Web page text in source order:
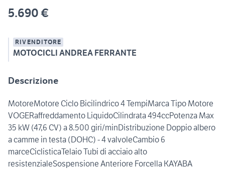
5.690 €
RIVENDITORE
MOTOCICLI ANDREA FERRANTE
Descrizione
MotoreMotore Ciclo Bicilindrico 4 TempiMarca Tipo Motore
VOGERaffreddamento LiquidoCilindrata 494ccPotenza Max
35 kW (47,6 CV) a 8.500 giri/minDistribuzione Doppio albero
a camme in testa (DOHC) - 4 valvoleCambio 6
marceCiclisticaTelaio Tubi di acciaio alto
resistenzialeSospensione Anteriore Forcella KAYABA